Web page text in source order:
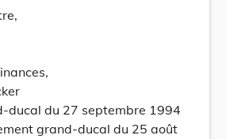
ducal du 27 septembre 1994
grand-ducal du 25 août